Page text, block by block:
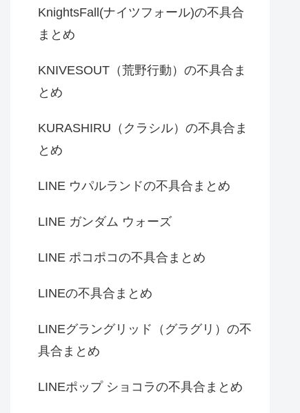
KnightsFall(ナイツフォール)の不具合
まとめ
KNIVESOUT（荒野行動）の不具合ま
とめ
KURASHIRU（クラシル）の不具合ま
とめ
LINE ウパルランドの不具合まとめ
LINE ガンダム ウォーズ
LINE ポコポコの不具合まとめ
LINEの不具合まとめ
LINEグラングリッド（グラグリ）の不
具合まとめ
LINEポップ ショコラの不具合まとめ